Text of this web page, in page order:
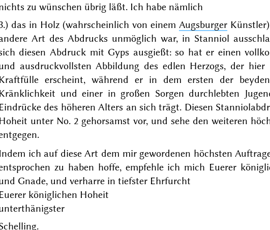
zu wünschen übrig läßt. Ich habe nämlich
das in Holz(wahrscheinlich von einem AugsburgerKünstler)
Art des Abdrucks unmöglich war, in Stanniol
diesen Abdruck mit Gyps ausgießt: so hat er einen
ausdruckvollsten Abbildung des edlen Herzogs, der
erscheint, während er in dem ersten der
und einer in großen Sorgen durchlebten
Eindrücke des höheren Alters an sich trägt. Diesen
Hoheit unter No. 2 gehorsamst vor, und sehe den weiteren
ich auf diese Art dem mir gewordenen höchsten
zu haben hoffe, empfehle ich mich Euerer
Gnade, und verharre in tiefster Ehrfurcht
Euerer königlichen Hoheit